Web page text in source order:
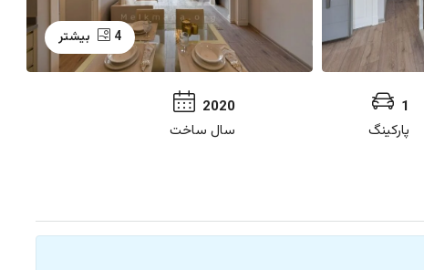
4 بیشتر
1
پارکینگ
2020
سال ساخت